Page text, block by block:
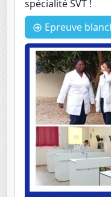
spécialité SVT !
Epreuve